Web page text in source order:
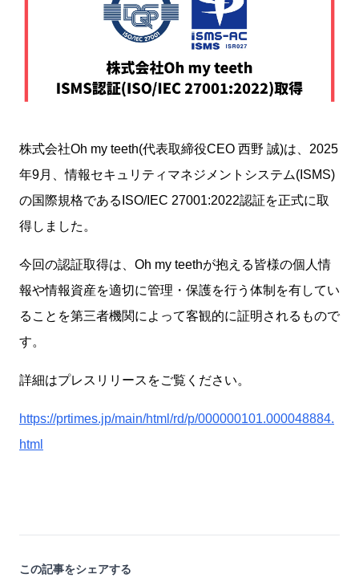
株式会社Oh my teeth(代表取締役CEO 西野 誠)は、2025
年9月、情報セキュリティマネジメントシステム(ISMS)
の国際規格であるISO/IEC 27001:2022認証を正式に取
得しました。
今回の認証取得は、Oh my teethが抱える皆様の個人情
報や情報資産を適切に管理・保護を行う体制を有してい
ることを第三者機関によって客観的に証明されるもので
す。
詳細はプレスリリースをご覧ください。
https://prtimes.jp/main/html/rd/p/000000101.000048884.
html
この記事をシェアする